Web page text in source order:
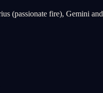
(passionate fire), Gemini